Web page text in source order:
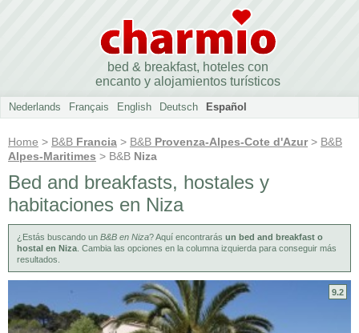
bed & breakfast, hoteles con
encanto y alojamientos turísticos
Nederlands Français English Deutsch Español
Home > B&B Francia > B&B Provenza-Alpes-Cote d'Azur> B&B
Alpes-Maritimes > B&B Niza
Bed and breakfasts, hostales y
habitaciones en Niza
¿Estás buscando un B&B en Niza? Aquí encontrarás un bed and breakfast o
hostal en Niza . Cambia las opciones en la columna izquierda para conseguir más
resultados.
9.2